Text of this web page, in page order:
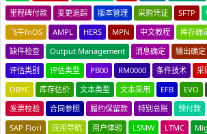
里程碑付款
变更追踪 版本管理 采购凭证 SFTP
飞牛fnOS
AMPL HERS MPN 中文教程 库存确
缺件检查
Output Management 消息确定 输出确定
评估类别
评估类型 PB00 RM0000 条件技术 采
OBYC
库存估价 文本类型 文本采用 EFB EVO
发票校验
合同参照 履约保留款 特别总账 预付款
SAP Fiori
应用导航 用户体验 LSMW LTMC